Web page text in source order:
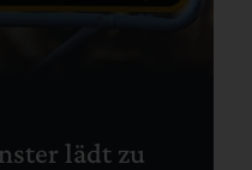
lädt zu